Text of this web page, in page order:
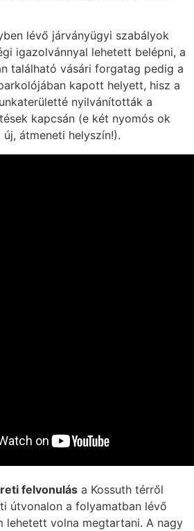
lévő járványügyi szabályok
igazolvánnyal lehetett belépni, a
található vásári forgatag pedig a
kapott helyett, hisz a
nyilvánították a
kapcsán (e két nyomós ok
átmeneti helyszín!).
felvonulás a Kossuth térről
útvonalon a folyamatban lévő
lehetett volna megtartani. A nagy